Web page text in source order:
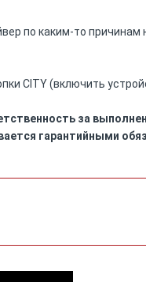
по каким-то причинам
CITY (включить
за
гарантийными